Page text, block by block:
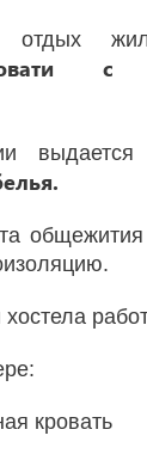
отдых
с
выдается
кровать